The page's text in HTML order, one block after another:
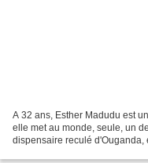
A 32 ans, Esther Madudu est
elle met au monde, seule, un
dispensaire reculé d'Ouganda,